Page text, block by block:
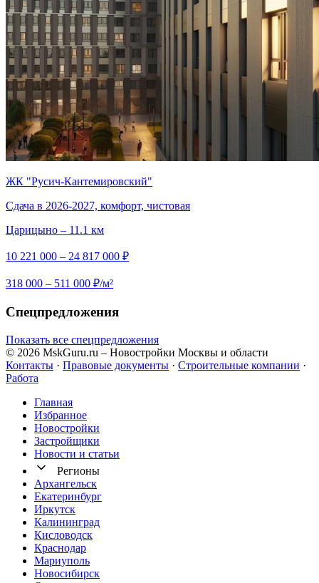
ЖК "Русич-Кантемировский"
Сдача в 2026-2027, комфорт, чистовая
Царицыно – 11.1 км
10 221 000 – 24 817 000 ₽
318 000 – 511 000 ₽/м²
Спецпредложения
Показать все спецпредложения
© 2026 MskGuru.ru – Новостройки Москвы и области
Контакты · Правовые документы · Строительные компании ·
Работа
Главная
Избранное
Новостр ойки
Застройщики
Новости и статьи
Регионы
Архангельск
Екатеринбург
Иркутск
Калининград
Кисловодск
Краснодар
Мариуполь
Новосибирск